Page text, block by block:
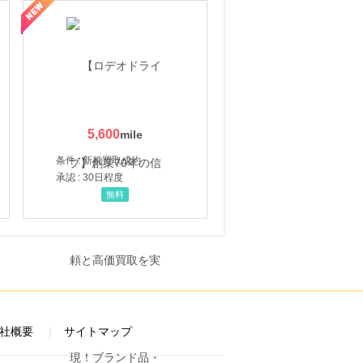
5,600
条件 : 新規買取成約
承認 : 30日程度
無料
概要 サイトマップ